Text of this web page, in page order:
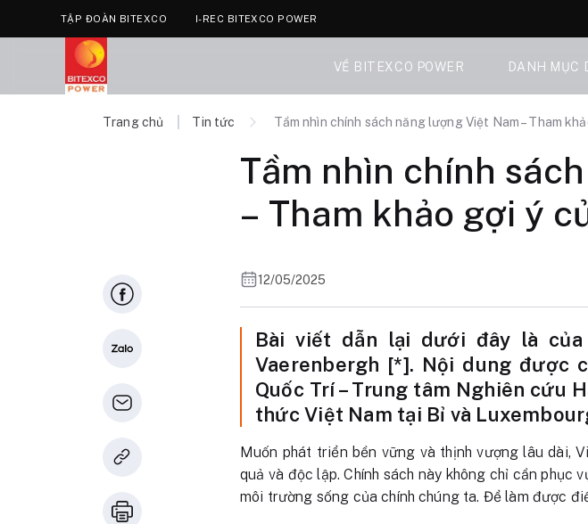
TẬP ĐOÀN BITEXCO I-REC BITEXCO POWER
VỀ BITEXCO POWER DANH MỤC
Trang chủ Tin tức Tầm nhìn chính sách năng lượng Việt Nam – Tham
Tầm nhìn chính
– Tham khảo gợi ý
12/05/2025
Bài viết dẫn lại dưới đây là của
Vaerenbergh [*]. Nội dung được
Quốc Trí – Trung tâm Nghiên cứu
thức Việt Nam tại Bỉ và
Muốn phát triển bền vững và thịnh vượng lâu dài,
quả và độc lập. Chính sách này không chỉ cần phục
môi trường sống của chính chúng ta. Để làm được